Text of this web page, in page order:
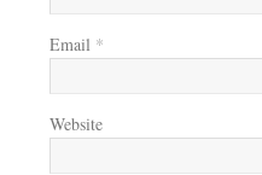
Email *
Website